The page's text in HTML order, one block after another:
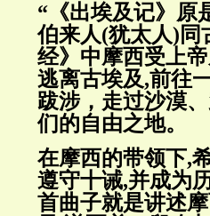
“《出埃及记》原
伯来人(犹太人)同
经》中摩西受上
逃离古埃及,前往
跋涉，走过沙漠
们的自由之地。
在摩西的带领下,
遵守十诫,并成为
首曲子就是讲述